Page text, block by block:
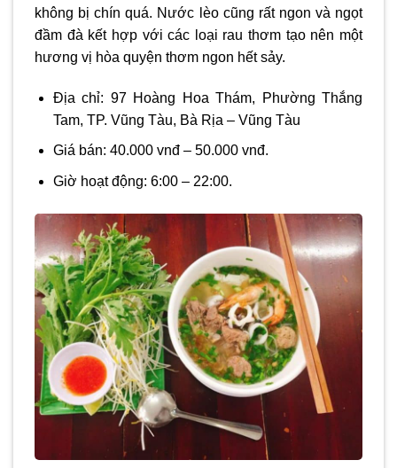
không bị chín quá. Nước lèo cũng rất ngon và ngọt
đầm đà kết hợp với các loại rau thơm tạo nên một
hương vị hòa quyện thơm ngon hết sảy.
Địa chỉ: 97 Hoàng Hoa Thám, Phường Thắng
Tam, TP. Vũng Tàu, Bà Rịa – Vũng Tàu
Giá bán: 40.000 vnđ – 50.000 vnđ.
Giờ hoạt động: 6:00 – 22:00.